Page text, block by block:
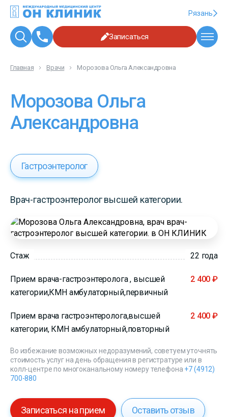
Рязань
Записаться
Главная Врачи Морозова Ольга Александровна
Морозова Ольга
Александровна
Гастроэнтеролог
Врач-гастроэнтеролог высшей категории.
Стаж 22 года
Прием врача-гастроэнтеролога , высшей
категории,КМН амбулаторный,первичный
2 400 ₽
Прием врача гастроэнтеролога,высшей
категории, КМН амбулаторный,повторный
2 400 ₽
Во избежание возможных недоразумений, советуем уточнять
стоимость услуг на день обращения в регистратуре или в
колл-центре по многоканальному номеру телефона +7 (4912)
700-880
Записаться на прием Оставить отзыв